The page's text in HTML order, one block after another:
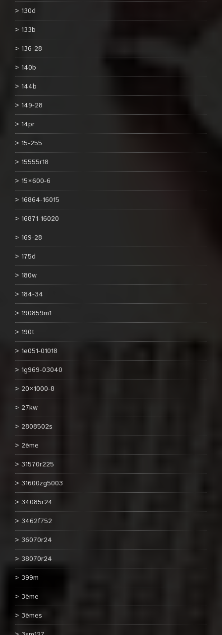
130d
133b
136-28
140b
144b
149-28
14pr
15-255
15555r18
15×600-6
16864-16015
16871-16020
169-28
175d
180w
184-34
190859m1
190t
1e051-01018
1g969-03040
20×1000-8
27kw
2808502s
2ème
31570r225
31600zg5003
34085r24
3462f752
36070r24
38070r24
399m
3ème
3èmes